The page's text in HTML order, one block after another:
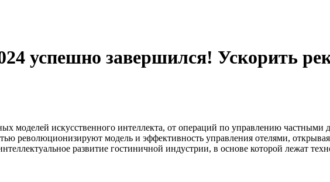
успешно завершился! Ускорить
моделей искусственного интеллекта, от операций по управлению
революционизируют модель и эффективность управления отелями,
развитие гостиничной индустрии, в основе которой лежат